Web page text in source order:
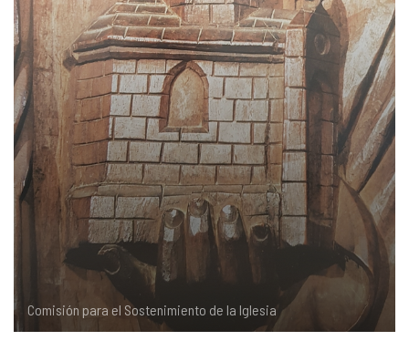
Comisión para el Sostenimiento de la Iglesia
COMPLIANCE
DOCTRINA DE LA IGLESIA
PORTAL DE TRANSPARENCIA
RENDICIÓN CUENTAS ENTIDADES RELIGIOSAS
PREGUNTAS FRECUENTES
PASTORAL SAMARITANA
CENTROS SOCIALES
APOSTOLADO SEGLAR
VIDA CONSAGRADA
IMÁGENES
VÍDEOS
AUDIOS